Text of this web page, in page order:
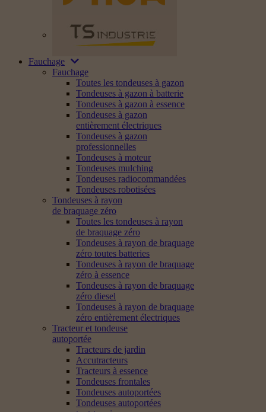
Fauchage
Fauchage
Toutes les tondeuses à gazon
Tondeuses à gazon à batterie
Tondeuses à gazon à essence
Tondeuses à gazon
entièrement électriques
Tondeuses à gazon
professionnelles
Tondeuses à moteur
Tondeuses mulching
Tondeuses radiocommandées
Tondeuses robotisées
Tondeuses à rayon
de braquage zéro
Toutes les tondeuses à rayon
de braquage zéro
Tondeuses à rayon de braquage
zéro toutes batteries
Tondeuses à rayon de braquage
zéro à essence
Tondeuses à rayon de braquage
zéro diesel
Tondeuses à rayon de braquage
zéro entièrement électriques
Tracteur et tondeuse
autoportée
Tracteurs de jardin
Accutracteurs
Tracteurs à essence
Tondeuses frontales
Tondeuses autoportées
Tondeuses autoportées